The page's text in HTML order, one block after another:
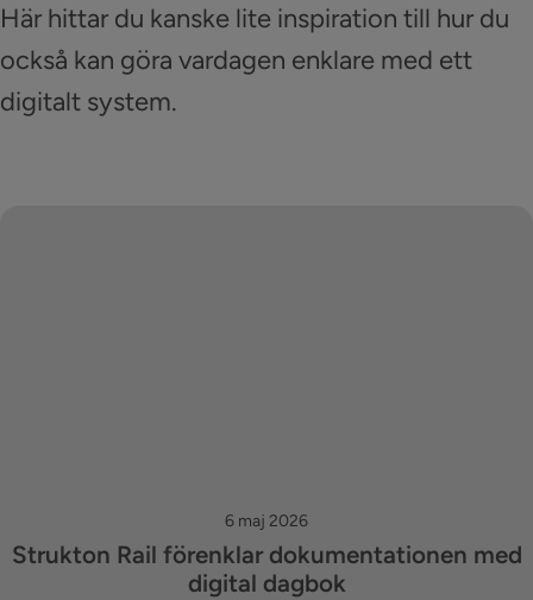
Här hittar du kanske lite inspiration till hur du
också kan göra vardagen enklare med ett
digitalt system.
6 maj 2026
Strukton Rail förenklar dokumentationen med
digital dagbok